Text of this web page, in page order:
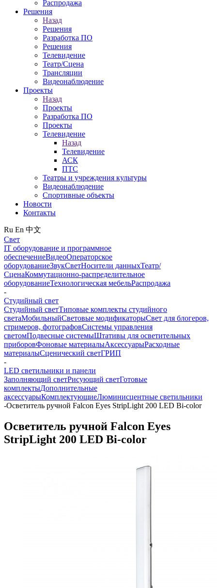
Распродажа
Решения
Назад
Решения
Разработка ПО
Решения
Телевидение
Театр/Сцена
Трансляции
Видеонаблюдение
Проекты
Назад
Проекты
Разработка ПО
Проекты
Телевидение
Назад
Телевидение
АСК
ПТС
Театры и учреждения культуры
Видеонаблюдение
Спортивные объекты
Новости
Контакты
Ru En 中文
Свет
IT оборудование и программное
обеспечениеВидеоОператорское
оборудованиеЗвукСветНосители данныхТеатр/
СценаКоммутационно-распределительное
оборудованиеТехнологическая мебельРаспродажа
-
Студийный свет
Студийный светТиповые комплекты студийного
светаМобильныйСветовые модификаторыСвет для блогеров,
стримеров, фотографовСистемы управления
светомПодвесные системыШтативы для осветительных
приборовФоновые материалыАксессуарыРасходные
материалыСценический светГРИП
-
LED светильники и панели
Заполняющий светРисующий светГотовые
комплектыДополнительные
аксессуарыКомплектующиеЛюминисцентные светильники
-Осветитель ручной Falcon Eyes StripLight 200 LED Bi-color
Осветитель ручной Falcon Eyes
StripLight 200 LED Bi-color